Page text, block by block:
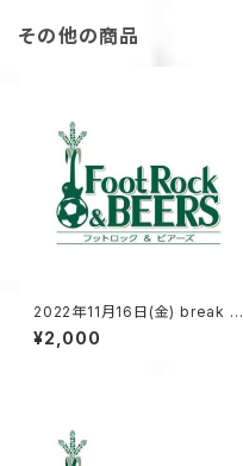
その他の商品
2022年11月16日(金) break lo
¥2,000